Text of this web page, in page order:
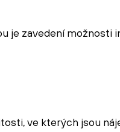
je zavedení možnosti
ve kterých jsou